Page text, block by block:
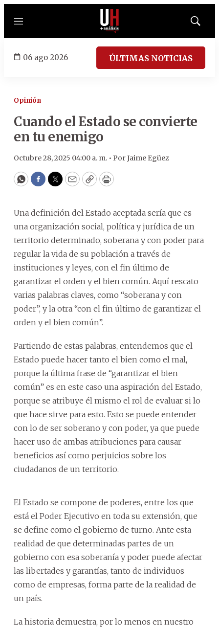
Menú
Mostrar
06 ago 2026 ÚLTIMAS NOTICIAS
Opinión
Cuando el Estado se convierte
en tu enemigo
Octubre 28, 2025 04:00 a. m. • PorJaime Egüez
WhatsApp
Facebook
Twitter
EmailCopyPrint
Una definición del Estado aceptada sería que es
una organización social, política y jurídica de un
territorio determinado, soberana y con poder para
regular la vida de su población a través de
instituciones y leyes, con el fin último de
garantizar el orden y el bien común. Aquí rescato
varias palabras claves, como “soberana y con
poder”, y la otra “con el fin último de garantizar el
orden y el bien común”.
Partiendo de estas palabras, entendemos que el
Estado puede hacer tanto el bien como el mal,
porque la última frase de “garantizar el bien
común” es en este caso una aspiración del Estado,
porque se atribuye él mismo el rol de evaluar si lo
que hace sirve para esto. Esto se puede entender
con lo de ser soberano y con poder, ya que puede
hacer uso de ambas atribuciones para causar
beneficios así como perjuicios sobre los
ciudadanos de un territorio.
El Estado se compone de poderes, entre los que
está el Poder Ejecutivo en toda su extensión, que
se define como el gobierno de turno. Ante esta
realidad de que determinadas partes de un
gobierno con esa soberanía y poder puede afectar
las libertades y garantías, tanto de individuos
como de empresas, forma parte de la realidad de
un país.
La historia demuestra, por lo menos en nuestro